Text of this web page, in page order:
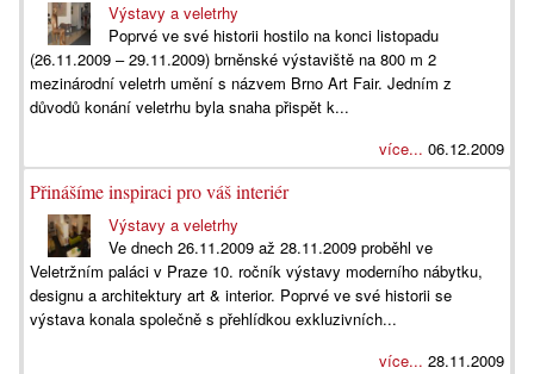
Výstavy a veletrhy
Poprvé ve své historii hostilo na konci listopadu
(26.11.2009 – 29.11.2009) brněnské výstaviště na 800 m 2
mezinárodní veletrh umění s názvem Brno Art Fair. Jedním z
důvodů konání veletrhu byla snaha přispět k...
více... 06.12.2009
Přinášíme inspiraci pro váš interiér
Výstavy a veletrhy
Ve dnech 26.11.2009 až 28.11.2009 proběhl ve
Veletržním paláci v Praze 10. ročník výstavy moderního nábytku,
designu a architektury art & interior. Poprvé ve své historii se
výstava konala společně s přehlídkou exkluzivních...
více... 28.11.2009